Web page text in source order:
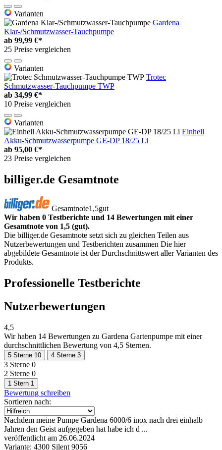
Varianten
Gardena
Klar-/Schmutzwasser-Tauchpumpe
ab 99,99 €*
25 Preise vergleichen
Varianten
Trotec
Schmutzwasser-Tauchpumpe TWP
ab 34,99 €*
10 Preise vergleichen
Varianten
Einhell
Akku-Schmutzwasserpumpe GE-DP 18/25 Li
ab 95,00 €*
23 Preise vergleichen
billiger.de Gesamtnote
Gesamtnote1,5gut
Wir haben 0 Testberichte und 14 Bewertungen mit einer
Gesamtnote von 1,5 (gut).
Die billiger.de Gesamtnote setzt sich zu gleichen Teilen aus
Nutzerbewertungen und Testberichten zusammen Die hier
abgebildete Gesamtnote ist der Durchschnittswert aller Varianten des
Produkts.
Professionelle Testberichte
Nutzerbewertungen
4,5
Wir haben 14 Bewertungen zu Gardena Gartenpumpe mit einer
durchschnittlichen Bewertung von 4,5 Sternen.
5 Sterne 10 4 Sterne 3
3 Sterne 0
2 Sterne 0
1 Stern 1
Bewertung schreiben
Sortieren nach:
Nachdem meine Pumpe Gardena 6000/6 inox nach drei einhalb
Jahren den Geist aufgegeben hat habe ich d ...
veröffentlicht am 26.06.2024
Variante: 4300 Silent 9056